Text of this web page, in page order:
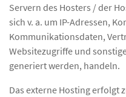
Servern des Hosters / der
sich v. a. um IP-Adressen,
Kommunikationsdaten,
Websitezugriffe und
generiert werden, handeln.
Das externe Hosting erfolgt